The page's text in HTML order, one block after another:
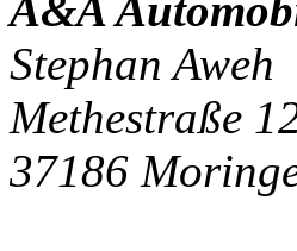
A&A
Stephan Aweh
Methestraße
37186